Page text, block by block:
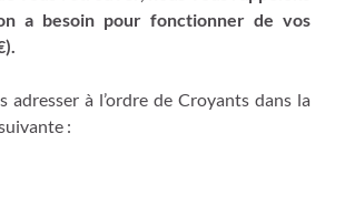
a besoin pour fonctionner de vos
adresser à l’ordre de Croyants dans la
: